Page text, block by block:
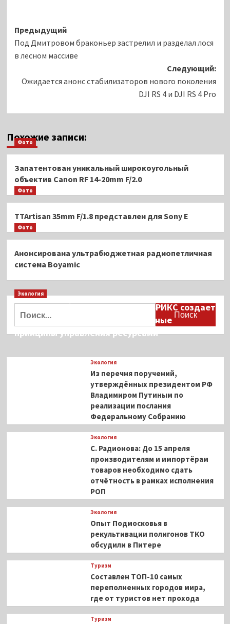
Навигация
записи
Предыдущий
Под Дмитровом браконьер застрелил и разделал лося
в лесном массиве
Следующий:
Ожидается анонс стабилизаторов нового поколения
DJI RS 4 и DJI RS 4 Pro
Похожие записи:
Фото
Запатентован уникальный широкоугольный
объектив Canon RF 14-20mm F/2.0
Фото
TTAr­ti­san 35mm F/1.8 представлен для Sony E
Фото
Анонсирована ультрабюджетная радиопетличная
система Boyamic
Экология
Дмитрий Кобылкин: площадка БРИКС создает
возможность сформировать единые
принципы управления ресурсами
Экология
Из перечня поручений,
утверждённых президентом РФ
Владимиром Путиным по
реализации послания
Федеральному Собранию
Экология
С. Радионова: До 15 апреля
производителям и импортёрам
товаров необходимо сдать
отчётность в рамках исполнения
РОП
Экология
Опыт Подмосковья в
рекультивации полигонов ТКО
обсудили в Питере
Туризм
Составлен ТОП-10 самых
переполненных городов мира,
где от туристов нет прохода
Туризм